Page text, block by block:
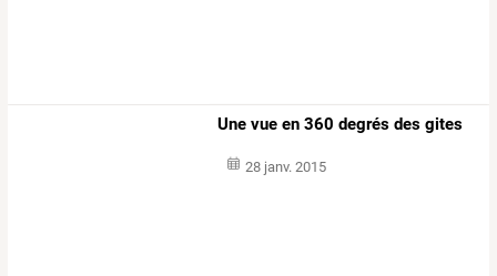
Une vue en 360 degrés des gites
28 janv. 2015